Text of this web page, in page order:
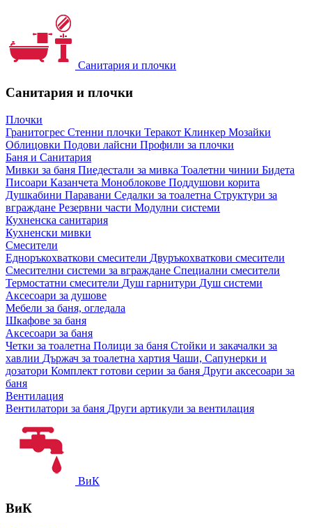
Санитария и плочки
Санитария и плочки
Плочки
Гранитогрес Стенни плочки Теракот Клинкер Мозайки
Облицовки Подови лайсни Профили за плочки
Баня и Санитария
Мивки за баня Пиедестали за мивка Тоалетни чинии Бидета
Писоари Казанчета Моноблокове Поддушови корита
Душкабини Паравани Седалки за тоалетна Структури за
вграждане Резервни части Модулни системи
Кухненска санитария
Кухненски мивки
Смесители
Едноръкохваткови смесители Двуръкохваткови смесители
Смесителни системи за вграждане Специални смесители
Термостатни смесители Душ гарнитури Душ системи
Аксесоари за душове
Мебели за баня, огледала
Шкафове за баня
Аксесоари за баня
Четки за тоалетна Полици за баня Стойки и закачалки за
хавлии Държач за тоалетна хартия Чаши, Сапунерки и
дозатори Комплект готови серии за баня Други аксесоари за
баня
Вентилация
Вентилатори за баня Други артикули за вентилация
ВиК
ВиК